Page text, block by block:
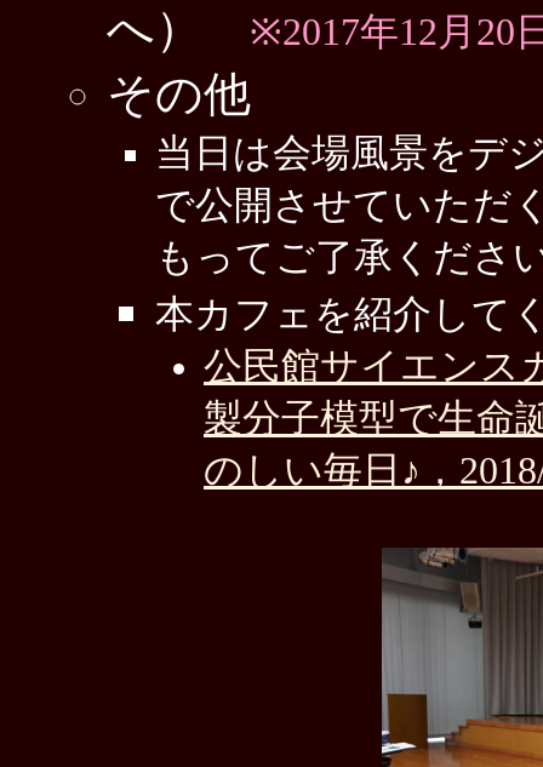
へ）
※2017年12月20
その他
当日は会場風景をデ
で公開させていただ
もってご了承くださ
本カフェを紹介して
公民館サイエンス
製分子模型で生命
のしい毎日♪，